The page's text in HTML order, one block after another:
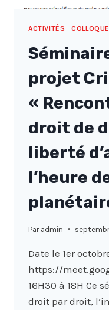
ACTIVITÉS |
projet
«
droit de
liberté
l’heure
Par admin
Date le 1er
https://
16H30 à 18H Ce
droit par droit,